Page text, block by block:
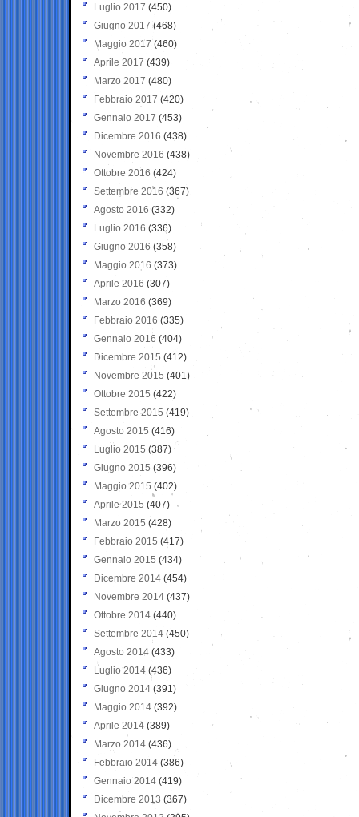
Luglio 2017 (450)
Giugno 2017 (468)
Maggio 2017 (460)
Aprile 2017 (439)
Marzo 2017 (480)
Febbraio 2017 (420)
Gennaio 2017 (453)
Dicembre 2016 (438)
Novembre 2016 (438)
Ottobre 2016 (424)
Settembre 2016 (367)
Agosto 2016 (332)
Luglio 2016 (336)
Giugno 2016 (358)
Maggio 2016 (373)
Aprile 2016 (307)
Marzo 2016 (369)
Febbraio 2016 (335)
Gennaio 2016 (404)
Dicembre 2015 (412)
Novembre 2015 (401)
Ottobre 2015 (422)
Settembre 2015 (419)
Agosto 2015 (416)
Luglio 2015 (387)
Giugno 2015 (396)
Maggio 2015 (402)
Aprile 2015 (407)
Marzo 2015 (428)
Febbraio 2015 (417)
Gennaio 2015 (434)
Dicembre 2014 (454)
Novembre 2014 (437)
Ottobre 2014 (440)
Settembre 2014 (450)
Agosto 2014 (433)
Luglio 2014 (436)
Giugno 2014 (391)
Maggio 2014 (392)
Aprile 2014 (389)
Marzo 2014 (436)
Febbraio 2014 (386)
Gennaio 2014 (419)
Dicembre 2013 (367)